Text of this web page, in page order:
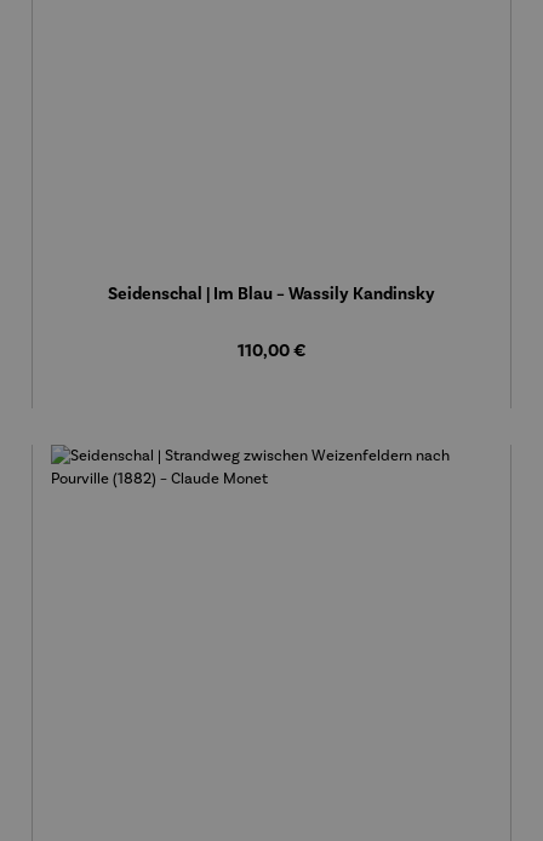
Seidenschal | Im Blau – Wassily Kandinsky
Regulärer Preis:
110,00 €